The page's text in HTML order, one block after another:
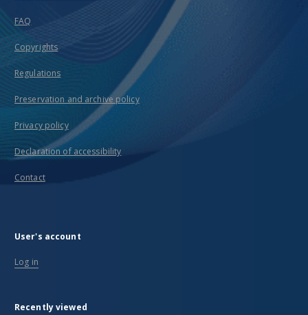
FAQ
Copyrights
Regulations
Preservation and archive policy
Privacy policy
Declaration of accessibility
Contact
User's account
Log in
Recently viewed